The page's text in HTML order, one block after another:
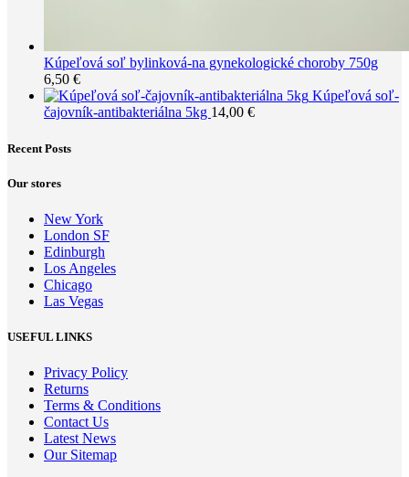
Kúpeľová soľ bylinková-na gynekologické choroby 750g
6,50 €
Kúpeľová soľ-
čajovník-antibakteriálna 5kg 14,00 €
Recent Posts
Our stores
New York
London SF
Edinburgh
Los Angeles
Chicago
Las Vegas
USEFUL LINKS
Privacy Policy
Returns
Terms & Conditions
Contact Us
Latest News
Our Sitemap